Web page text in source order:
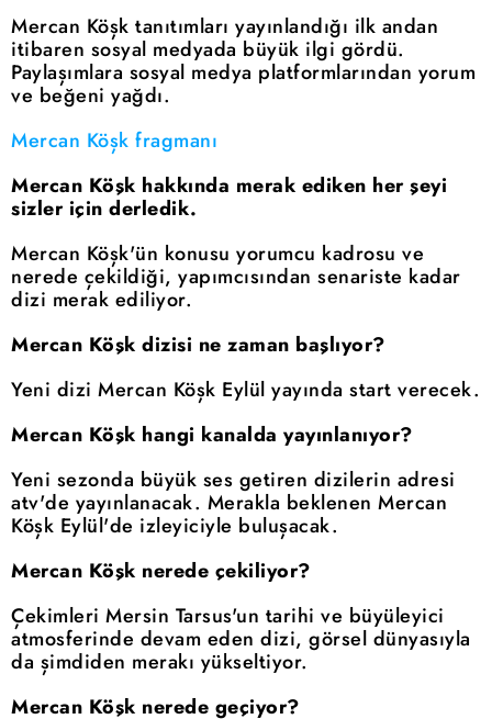
Mercan Köşk tanıtımları yayınlandığı ilk andan
itibaren sosyal medyada büyük ilgi gördü.
Paylaşımlara sosyal medya platformlarından yorum
ve beğeni yağdı.
Mercan Köşk fragmanı
Mercan Köşk hakkında merak ediken her şeyi
sizler için derledik.
Mercan Köşk'ün konusu yorumcu kadrosu ve
nerede çekildiği, yapımcısından senariste kadar
dizi merak ediliyor.
Mercan Köşk dizisi ne zaman başlıyor?
Yeni dizi Mercan Köşk Eylül yayında start verecek.
Mercan Köşk hangi kanalda yayınlanıyor?
Yeni sezonda büyük ses getiren dizilerin adresi
atv'de yayınlanacak. Merakla beklenen Mercan
Köşk Eylül'de izleyiciyle buluşacak.
Mercan Köşk nerede çekiliyor?
Çekimleri Mersin Tarsus'un tarihi ve büyüleyici
atmosferinde devam eden dizi, görsel dünyasıyla
da şimdiden merakı yükseltiyor.
Mercan Köşk nerede geçiyor?